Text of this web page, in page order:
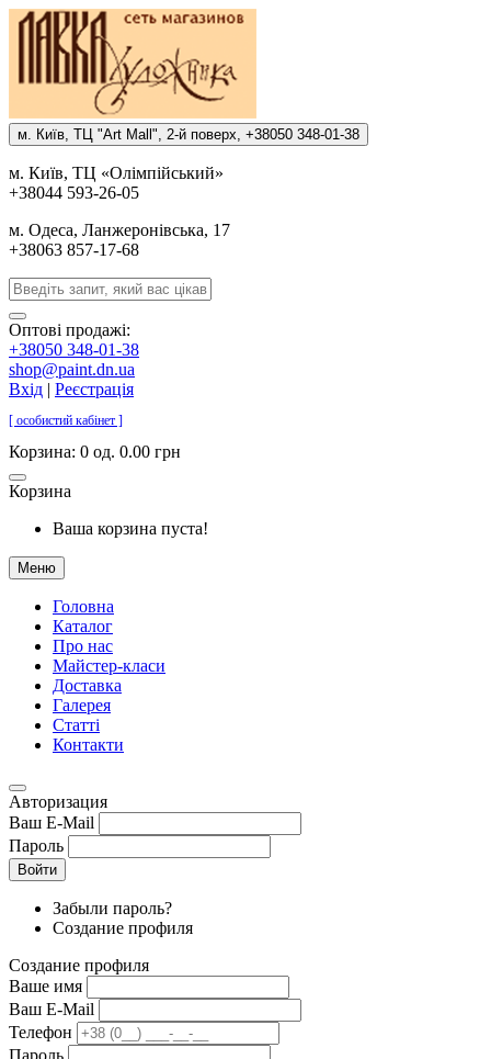
м. Киïв, ТЦ "Art Mall", 2-й поверх, +38050 348-01-38
м. Киïв, ТЦ «Олiмпiйський»
+38044 593-26-05
м. Одеса, Ланжеронiвська, 17
+38063 857-17-68
Оптові продажі:
+38050 348-01-38
shop@paint.dn.ua
Вхід | Реєстрація
[ особистий кабінет ]
Корзина: 0 од. 0.00 грн
Корзина
Ваша корзина пуста!
Меню
Головна
Каталог
Про нас
Майстер-класи
Доставка
Галерея
Статтi
Контакти
Авторизация
Ваш E-Mail
Пароль
Войти
Забыли пароль?
Создание профиля
Создание профиля
Ваше имя
Ваш E-Mail
Телефон
Пароль